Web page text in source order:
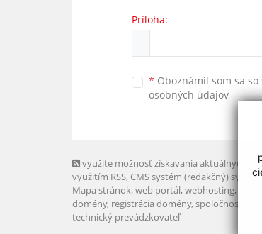
Príloha:
* Oboznámil som sa so
osobných údajov
využite možnosť získavania aktuálnych
využitím RSS, CMS systém (redakčný) systém
Mapa stránok, web portál, webhosting,
domény, registrácia domény, spoločnosť
technický prevádzkovateľ